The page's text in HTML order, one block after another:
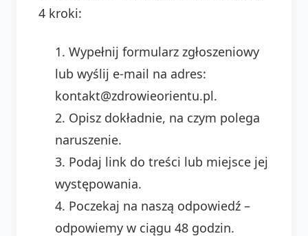
4 kroki:
Wypełnij formularz zgłoszeniowy
lub wyślij e-mail na adres:
kontakt@zdrowieorientu.pl.
Opisz dokładnie, na czym polega
naruszenie.
Podaj link do treści lub miejsce jej
występowania.
Poczekaj na naszą odpowiedź –
odpowiemy w ciągu 48 godzin.